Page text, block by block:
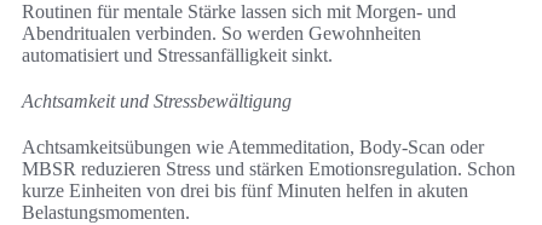
Routinen für mentale Stärke lassen sich mit Morgen- und
Abendritualen verbinden. So werden Gewohnheiten
automatisiert und Stressanfälligkeit sinkt.
Achtsamkeit und Stressbewältigung
Achtsamkeitsübungen wie Atemmeditation, Body‑Scan oder
MBSR reduzieren Stress und stärken Emotionsregulation. Schon
kurze Einheiten von drei bis fünf Minuten helfen in akuten
Belastungsmomenten.